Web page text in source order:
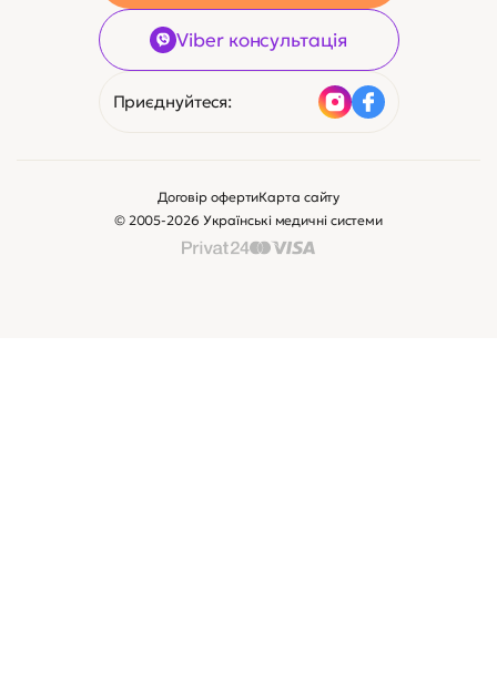
Viber консультація
Приєднуйтеся:
© 2005-2026 Українські медичні системи
Договір офертиКарта сайту